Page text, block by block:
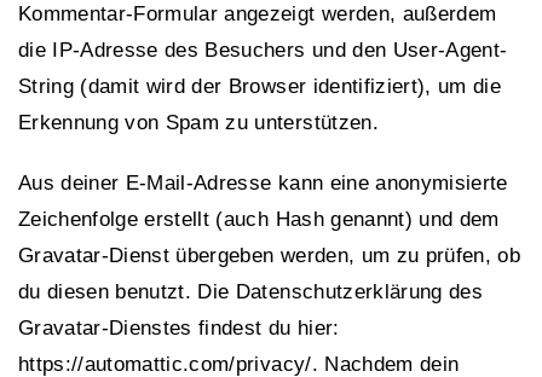
Kommentar-Formular angezeigt werden, außerdem
die IP-Adresse des Besuchers und den User-Agent-
String (damit wird der Browser identifiziert), um die
Erkennung von Spam zu unterstützen.
Aus deiner E-Mail-Adresse kann eine anonymisierte
Zeichenfolge erstellt (auch Hash genannt) und dem
Gravatar-Dienst übergeben werden, um zu prüfen, ob
du diesen benutzt. Die Datenschutzerklärung des
Gravatar-Dienstes findest du hier:
https://automattic.com/privacy/. Nachdem dein